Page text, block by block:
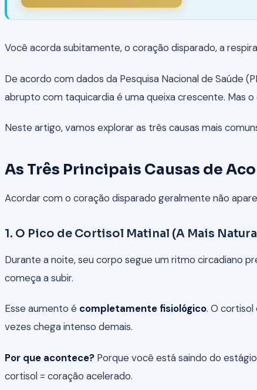
Você acorda subitamente, o coração disparado, a
De acordo com dados da Pesquisa Nacional de Saúde
abrupto com taquicardia é uma queixa crescente. Mas
Neste artigo, vamos explorar as três causas mais
As Três Principais Causas de
Acordar com o coração disparado geralmente não
1. O Pico de Cortisol Matinal (A Mais
Durante a noite, seu corpo segue um ritmo circadiano
começa a subir.
Esse aumento é completamente fisiológico. O cortisol
vezes chega intenso demais.
Por que acontece? Porque você está saindo do
cortisol = coração acelerado.